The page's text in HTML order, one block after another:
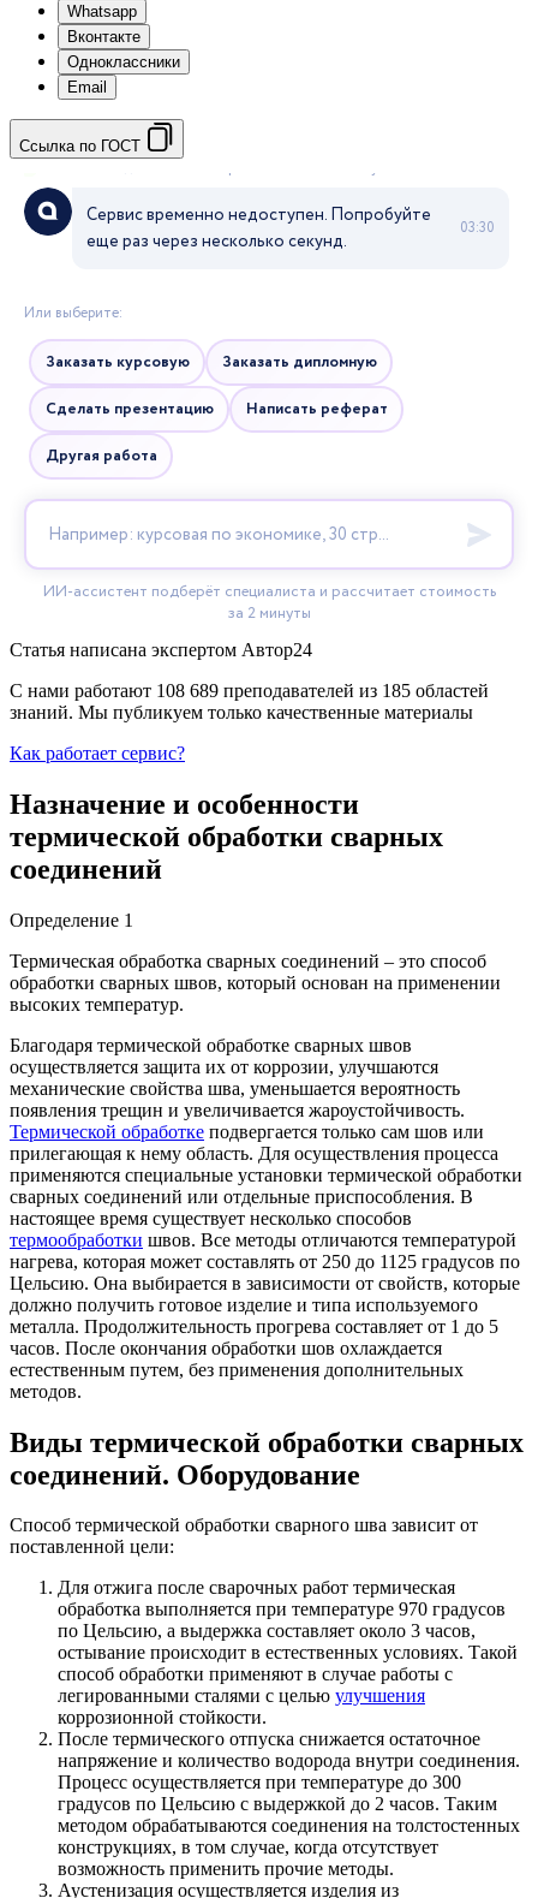
Whatsapp
Вконтакте
Одноклассники
Email
Ссылка по ГОСТ
Статья написана экспертом Автор24
С нами работают 108 689 преподавателей из 185 областей
знаний. Мы публикуем только качественные материалы
Как работает сервис?
Назначение и особенности
термической обработки сварных
соединений
Определение 1
Термическая обработка сварных соединений – это способ
обработки сварных швов, который основан на применении
высоких температур.
Благодаря термической обработке сварных швов
осуществляется защита их от коррозии, улучшаются
механические свойства шва, уменьшается вероятность
появления трещин и увеличивается жароустойчивость.
Термической обработке подвергается только сам шов или
прилегающая к нему область. Для осуществления процесса
применяются специальные установки термической обработки
сварных соединений или отдельные приспособления. В
настоящее время существует несколько способов
термообработки швов. Все методы отличаются температурой
нагрева, которая может составлять от 250 до 1125 градусов по
Цельсию. Она выбирается в зависимости от свойств, которые
должно получить готовое изделие и типа используемого
металла. Продолжительность прогрева составляет от 1 до 5
часов. После окончания обработки шов охлаждается
естественным путем, без применения дополнительных
методов.
Виды термической обработки сварных
соединений. Оборудование
Способ термической обработки сварного шва зависит от
поставленной цели:
Для отжига после сварочных работ термическая
обработка выполняется при температуре 970 градусов
по Цельсию, а выдержка составляет около 3 часов,
остывание происходит в естественных условиях. Такой
способ обработки применяют в случае работы с
легированными сталями с целью улучшения
коррозионной стойкости.
После термического отпуска снижается остаточное
напряжение и количество водорода внутри соединения.
Процесс осуществляется при температуре до 300
градусов по Цельсию с выдержкой до 2 часов. Таким
методом обрабатываются соединения на толстостенных
конструкциях, в том случае, когда отсутствует
возможность применить прочие методы.
Аустенизация осуществляется изделия из